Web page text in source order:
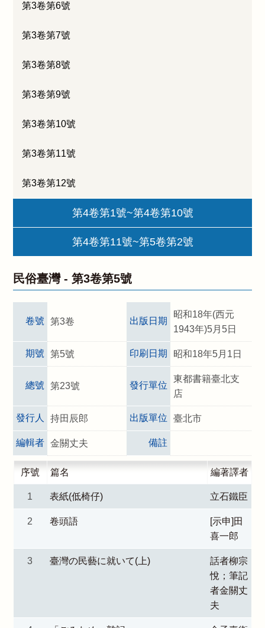
第3卷第6號
第3卷第7號
第3卷第8號
第3卷第9號
第3卷第10號
第3卷第11號
第3卷第12號
第4卷第1號~第4卷第10號
第4卷第11號~第5卷第2號
民俗臺灣 -第3卷第5號
卷號 第3卷 出版日期
昭和18年(西元
1943年)5月5日
期號 第5號 印刷日期 昭和18年5月1日
總號 第23號 發行單位
東都書籍臺北支
店
發行人 持田辰郎 出版單位 臺北市
編輯者 金關丈夫 備註
序號 篇名 編著譯者
1 表紙(低椅仔) 立石鐵臣
2 卷頭語
[示申]田
喜一郎
3 臺灣の民藝に就いて(上)
話者柳宗
悅；筆記
者金關丈
夫